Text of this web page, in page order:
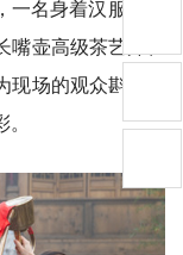
名身着汉服的表
壶高级茶艺师、
场的观众斟茶，